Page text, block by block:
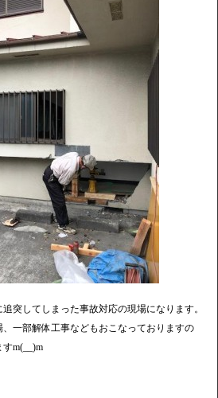
突してしまった事故対応の現場になります。
一部解体工事などもおこなっておりますの
m(__)m